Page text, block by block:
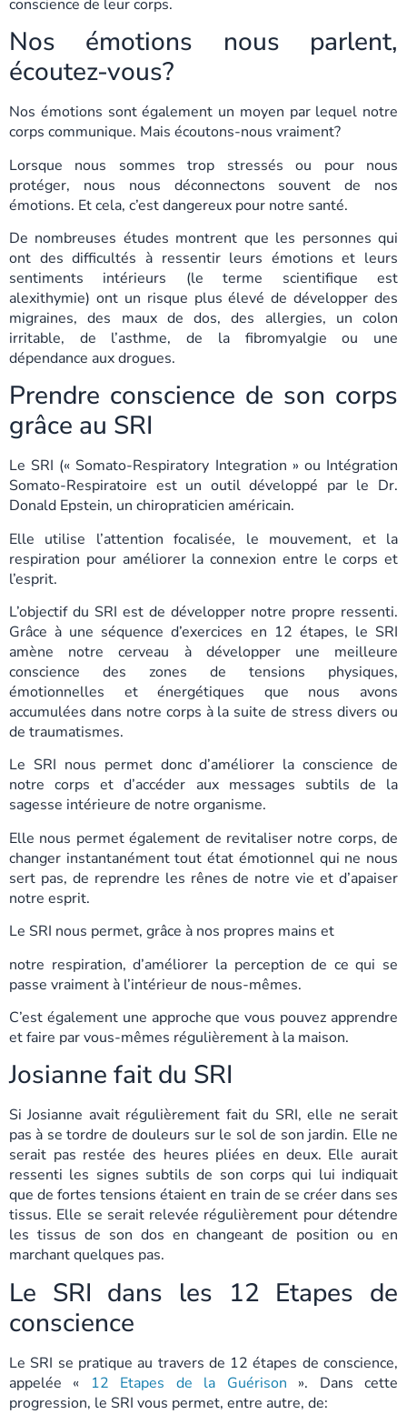
conscience de leur corps.
Nos émotions nous parlent,
écoutez-vous?
Nos émotions sont également un moyen par lequel notre
corps communique. Mais écoutons-nous vraiment?
Lorsque nous sommes trop stressés ou pour nous
protéger, nous nous déconnectons souvent de nos
émotions. Et cela, c’est dangereux pour notre santé.
De nombreuses études montrent que les personnes qui
ont des difficultés à ressentir leurs émotions et leurs
sentiments intérieurs (le terme scientifique est
alexithymie) ont un risque plus élevé de développer des
migraines, des maux de dos, des allergies, un colon
irritable, de l’asthme, de la fibromyalgie ou une
dépendance aux drogues.
Prendre conscience de son corps
grâce au SRI
Le SRI (« Somato-Respiratory Integration » ou Intégration
Somato-Respiratoire est un outil développé par le Dr.
Donald Epstein, un chiropraticien américain.
Elle utilise l’attention focalisée, le mouvement, et la
respiration pour améliorer la connexion entre le corps et
l’esprit.
L’objectif du SRI est de développer notre propre ressenti.
Grâce à une séquence d’exercices en 12 étapes, le SRI
amène notre cerveau à développer une meilleure
conscience des zones de tensions physiques,
émotionnelles et énergétiques que nous avons
accumulées dans notre corps à la suite de stress divers ou
de traumatismes.
Le SRI nous permet donc d’améliorer la conscience de
notre corps et d’accéder aux messages subtils de la
sagesse intérieure de notre organisme.
Elle nous permet également de revitaliser notre corps, de
changer instantanément tout état émotionnel qui ne nous
sert pas, de reprendre les rênes de notre vie et d’apaiser
notre esprit.
Le SRI nous permet, grâce à nos propres mains et
notre respiration, d’améliorer la perception de ce qui se
passe vraiment à l’intérieur de nous-mêmes.
C’est également une approche que vous pouvez apprendre
et faire par vous-mêmes régulièrement à la maison.
Josianne fait du SRI
Si Josianne avait régulièrement fait du SRI, elle ne serait
pas à se tordre de douleurs sur le sol de son jardin. Elle ne
serait pas restée des heures pliées en deux. Elle aurait
ressenti les signes subtils de son corps qui lui indiquait
que de fortes tensions étaient en train de se créer dans ses
tissus. Elle se serait relevée régulièrement pour détendre
les tissus de son dos en changeant de position ou en
marchant quelques pas.
Le SRI dans les 12 Etapes de
conscience
Le SRI se pratique au travers de 12 étapes de conscience,
appelée « 12 Etapes de la Guérison ». Dans cette
progression, le SRI vous permet, entre autre, de: